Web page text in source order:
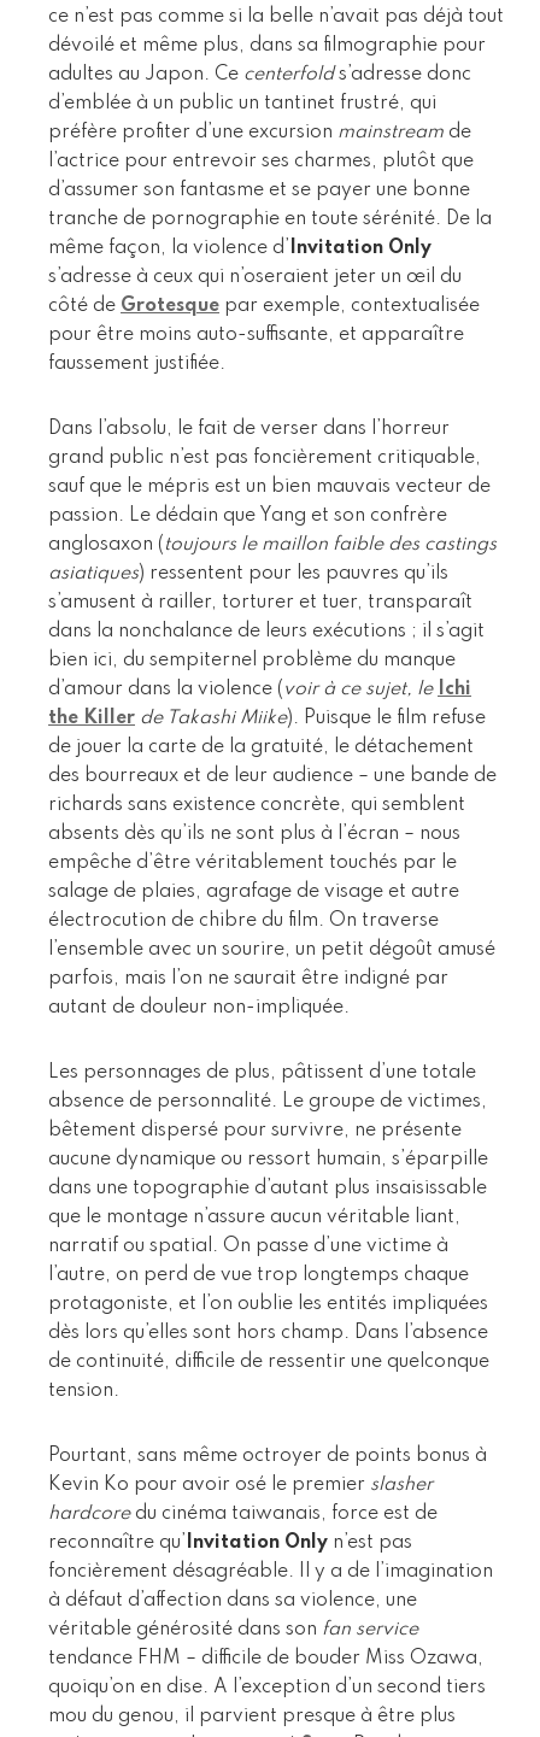
ce n’est pas comme si la belle n’avait pas déjà tout
dévoilé et même plus, dans sa filmographie pour
adultes au Japon. Ce centerfolds’adresse donc
d’emblée à un public un tantinet frustré, qui
préfère profiter d’une excursion mainstream de
l’actrice pour entrevoir ses charmes, plutôt que
d’assumer son fantasme et se payer une bonne
tranche de pornographie en toute sérénité. De la
même façon, la violence d’
Invitation Only
s’adresse à ceux qui n’oseraient jeter un œil du
côté de Grotesque par exemple, contextualisée
pour être moins auto-suffisante, et apparaître
faussement justifiée.
Dans l’absolu, le fait de verser dans l’horreur
grand public n’est pas foncièrement critiquable,
sauf que le mépris est un bien mauvais vecteur de
passion. Le dédain que Yang et son confrère
anglosaxon ( toujours le maillon faible des castings
asiatiques) ressentent pour les pauvres qu’ils
s’amusent à railler, torturer et tuer, transparaît
dans la nonchalance de leurs exécutions ; il s’agit
bien ici, du sempiternel problème du manque
d’amour dans la violence ( voir à ce sujet, le
Ichi
the Killer de Takashi Miike). Puisque le film refuse
de jouer la carte de la gratuité, le détachement
des bourreaux et de leur audience – une bande de
richards sans existence concrète, qui semblent
absents dès qu’ils ne sont plus à l’écran – nous
empêche d’être véritablement touchés par le
salage de plaies, agrafage de visage et autre
électrocution de chibre du film. On traverse
l’ensemble avec un sourire, un petit dégoût amusé
parfois, mais l’on ne saurait être indigné par
autant de douleur non-impliquée.
Les personnages de plus, pâtissent d’une totale
absence de personnalité. Le groupe de victimes,
bêtement dispersé pour survivre, ne présente
aucune dynamique ou ressort humain, s’éparpille
dans une topographie d’autant plus insaisissable
que le montage n’assure aucun véritable liant,
narratif ou spatial. On passe d’une victime à
l’autre, on perd de vue trop longtemps chaque
protagoniste, et l’on oublie les entités impliquées
dès lors qu’elles sont hors champ. Dans l’absence
de continuité, difficile de ressentir une quelconque
tension.
Pourtant, sans même octroyer de points bonus à
Kevin Ko pour avoir osé le premier slasher
hardcoredu cinéma taiwanais, force est de
reconnaître qu’
Invitation Only n’est pas
foncièrement désagréable. Il y a de l’imagination
à défaut d’affection dans sa violence, une
véritable générosité dans son fan service
tendance FHM – difficile de bouder Miss Ozawa,
quoiqu’on en dise. A l’exception d’un second tiers
mou du genou, il parvient presque à être plus